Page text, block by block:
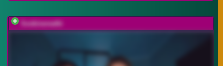
Soskinerealki